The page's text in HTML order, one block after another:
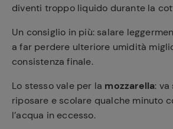
diventi troppo liquido durante la
Un consiglio in più: salare
a far perdere ulteriore umidità
consistenza finale.
Lo stesso vale per la mozzarella:
riposare e scolare qualche minuto
l’acqua in eccesso.